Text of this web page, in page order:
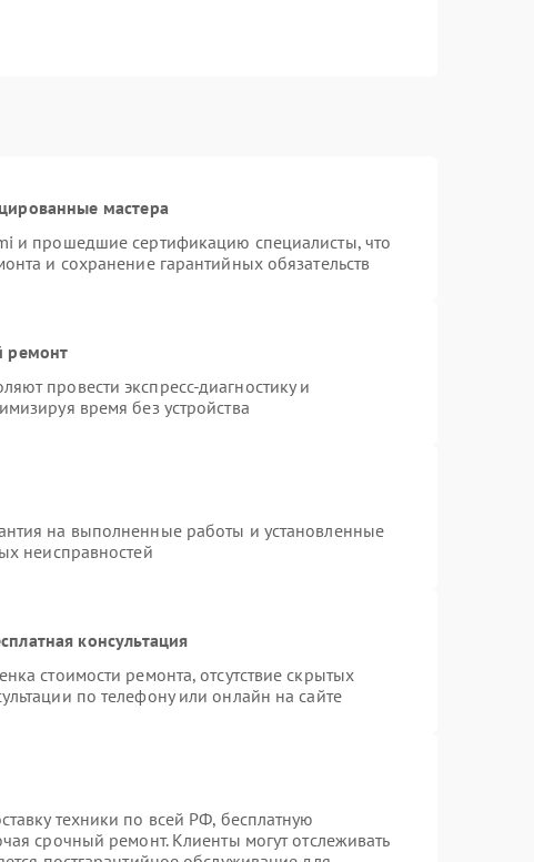
мастера
и прошедшие сертификацию специалисты, что
и сохранение гарантийных обязательств
ремонт
провести экспресс-диагностику и
время без устройства
на выполненные работы и установленные
неисправностей
консультация
стоимости ремонта, отсутствие скрытых
по телефону или онлайн на сайте
техники по всей РФ, бесплатную
срочный ремонт. Клиенты могут отслеживать